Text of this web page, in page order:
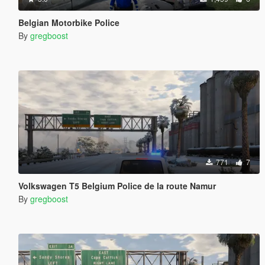
Belgian Motorbike Police
By gregboost
771 7
Volkswagen T5 Belgium Police de la route Namur
By gregboost